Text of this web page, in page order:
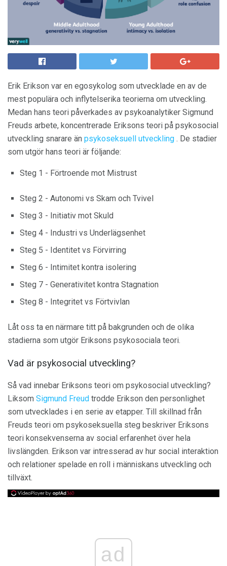
Erik Erikson var en egosykolog som utvecklade en av de
mest populära och inflytelserika teorierna om utveckling.
Medan hans teori påverkades av psykoanalytiker Sigmund
Freuds arbete, koncentrerade Eriksons teori på psykosocial
utveckling snarare än psykoseksuell utveckling . De stadier
som utgör hans teori är följande:
Steg 1 - Förtroende mot Mistrust
Steg 2 - Autonomi vs Skam och Tvivel
Steg 3 - Initiativ mot Skuld
Steg 4 - Industri vs Underlägsenhet
Steg 5 - Identitet vs Förvirring
Steg 6 - Intimitet kontra isolering
Steg 7 - Generativitet kontra Stagnation
Steg 8 - Integritet vs Förtvivlan
Låt oss ta en närmare titt på bakgrunden och de olika
stadierna som utgör Eriksons psykosociala teori.
Vad är psykosocial utveckling?
Så vad innebar Eriksons teori om psykosocial utveckling?
Liksom Sigmund Freud trodde Erikson den personlighet
som utvecklades i en serie av etapper. Till skillnad från
Freuds teori om psykoseksuella steg beskriver Eriksons
teori konsekvenserna av social erfarenhet över hela
livslängden. Erikson var intresserad av hur social interaktion
och relationer spelade en roll i människans utveckling och
tillväxt.
ad